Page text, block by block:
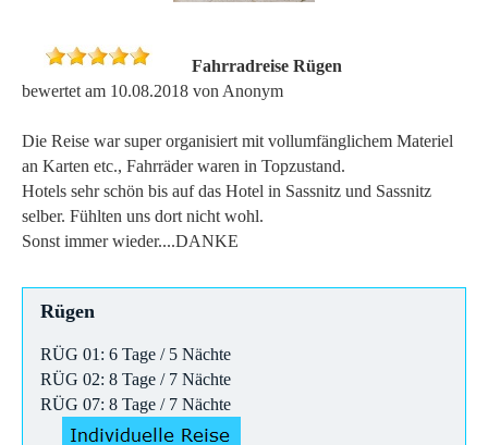
Fahrradreise Rügen
bewertet am 10.08.2018 von Anonym
Die Reise war super organisiert mit vollumfänglichem Materiel
an Karten etc., Fahrräder waren in Topzustand.
Hotels sehr schön bis auf das Hotel in Sassnitz und Sassnitz
selber. Fühlten uns dort nicht wohl.
Sonst immer wieder....DANKE
Rügen
RÜG 01: 6 Tage / 5 Nächte
RÜG 02: 8 Tage / 7 Nächte
RÜG 07: 8 Tage / 7 Nächte